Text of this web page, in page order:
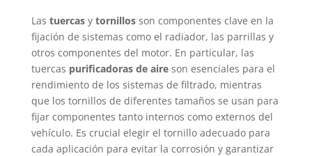
Las tuercasy tornillosson componentes clave en la
fijación de sistemas como el radiador, las parrillas y
otros componentes del motor. En particular, las
tuercas purificadoras de aireson esenciales para el
rendimiento de los sistemas de filtrado, mientras
que los tornillos de diferentes tamaños se usan para
fijar componentes tanto internos como externos del
vehículo. Es crucial elegir el tornillo adecuado para
cada aplicación para evitar la corrosión y garantizar